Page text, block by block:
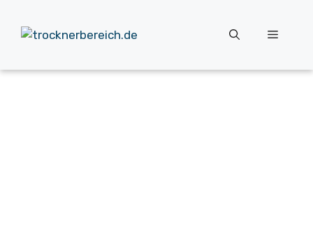
Inhalt
springen
Menü